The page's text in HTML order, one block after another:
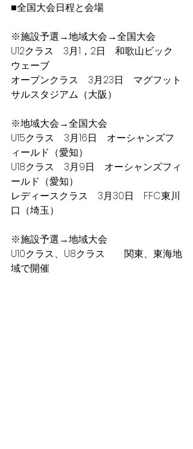
■全国大会日程と会場
※施設予選→地域大会→全国大会
U12クラス　3月1，2日　和歌山ビック
ウェーブ
オープンクラス　3月23日　マグフット
サルスタジアム（大阪）
※地域大会→全国大会
U15クラス　3月16日　オーシャンズフ
ィールド（愛知）
U18クラス　3月9日　オーシャンズフィ
ールド（愛知）
レディースクラス　3月30日　FFC東川
口（埼玉）
※施設予選→地域大会
U10クラス、U8クラス　　関東、東海地
域で開催